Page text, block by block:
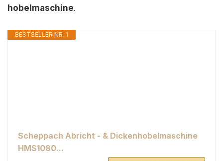
hobelmaschine.
BESTSELLER NR. 1
Scheppach Abricht - & Dickenhobelmaschine
HMS1080...